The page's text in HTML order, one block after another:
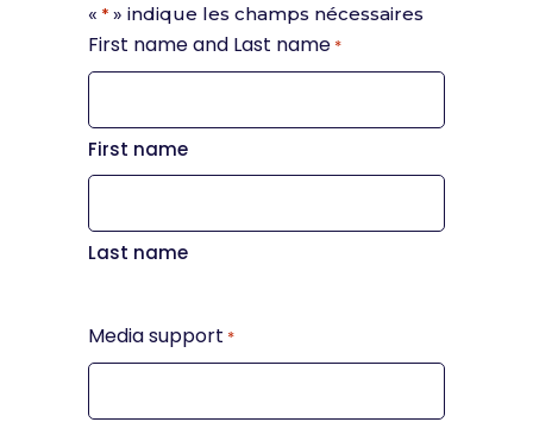
« * » indique les champs nécessaires
First name and Last name *
First name
Last name
Media support *